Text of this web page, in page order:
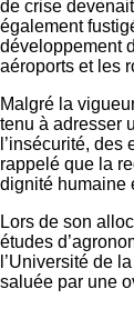
de crise
également
développement
aéroports et les
Malgré la
tenu à adresser
l’insécurité,
rappelé que la
dignité humaine
Lors de son
études
l’Université de
saluée par une